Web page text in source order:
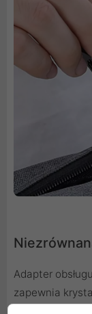
Adapter
zapewnia